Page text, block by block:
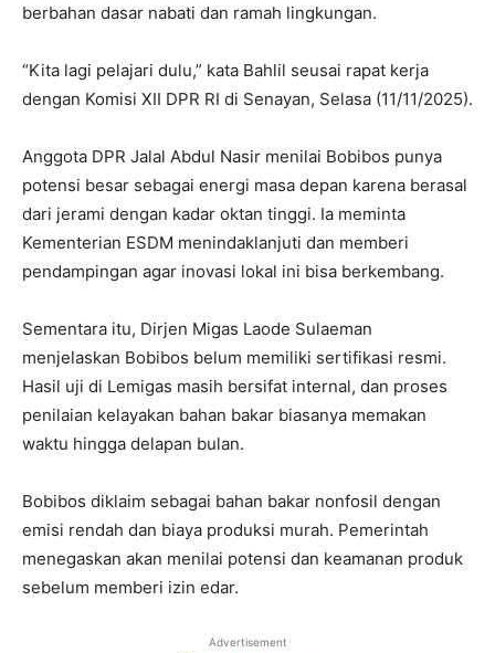
berbahan dasar nabati dan ramah lingkungan.
“Kita lagi pelajari dulu,” kata Bahlil seusai rapat kerja
dengan Komisi XII DPR RI di Senayan, Selasa (11/11/2025).
Anggota DPR Jalal Abdul Nasir menilai Bobibos punya
potensi besar sebagai energi masa depan karena berasal
dari jerami dengan kadar oktan tinggi. Ia meminta
Kementerian ESDM menindaklanjuti dan memberi
pendampingan agar inovasi lokal ini bisa berkembang.
Sementara itu, Dirjen Migas Laode Sulaeman
menjelaskan Bobibos belum memiliki sertifikasi resmi.
Hasil uji di Lemigas masih bersifat internal, dan proses
penilaian kelayakan bahan bakar biasanya memakan
waktu hingga delapan bulan.
Bobibos diklaim sebagai bahan bakar nonfosil dengan
emisi rendah dan biaya produksi murah. Pemerintah
menegaskan akan menilai potensi dan keamanan produk
sebelum memberi izin edar.
Advertisement